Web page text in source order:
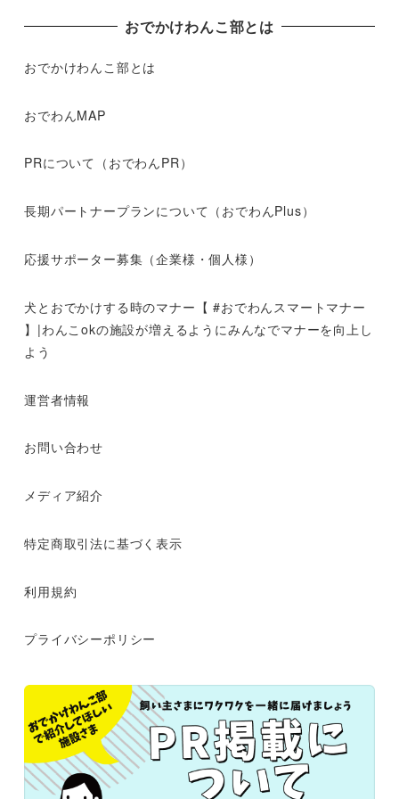
おでかけわんこ部とは
おでかけわんこ部とは
おでわんMAP
PRについて（おでわんPR）
長期パートナープランについて（おでわんPlus）
応援サポーター募集（企業様・個人様）
犬とおでかけする時のマナー【 #おでわんスマートマナー
】|わんこokの施設が増えるようにみんなでマナーを向上し
よう
運営者情報
お問い合わせ
メディア紹介
特定商取引法に基づく表示
利用規約
プライバシーポリシー